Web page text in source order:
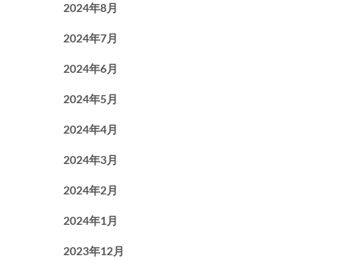
2024年8月
2024年7月
2024年6月
2024年5月
2024年4月
2024年3月
2024年2月
2024年1月
2023年12月